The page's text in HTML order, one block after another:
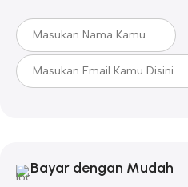
Bayar dengan Mudah